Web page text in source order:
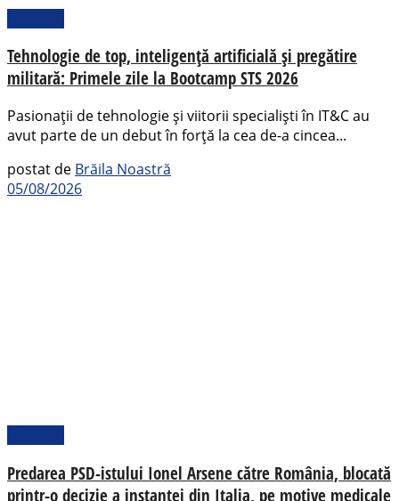
Tehnologie de top, inteligență artificială și pregătire
militară: Primele zile la Bootcamp STS 2026
Pasionații de tehnologie și viitorii specialiști în IT&C au
avut parte de un debut în forță la cea de-a cincea...
postat de Brăila Noastră
05/08/2026
Predarea PSD-istului Ionel Arsene către România, blocată
printr-o decizie a instanței din Italia, pe motive medicale